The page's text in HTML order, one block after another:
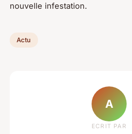
nouvelle infestation.
Actu
A
ECRIT PAR